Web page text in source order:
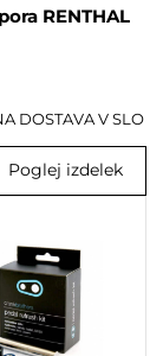
RENTHAL
DOSTAVA V SLO
Poglej izdelek